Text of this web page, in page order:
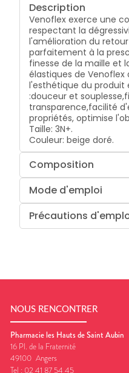
Description
Venoflex exerce une
respectant la
l'amélioration du
parfaitement à la
finesse de la maille et
élastiques de
l'esthétique du
:douceur et souplesse,
transparence,facilité
propriétés, optimise
Taille: 3N+.
Couleur: beige doré.
Composition
Mode d'emploi
Précautions
NOUS RENCONTRER
Pharmacie les Hauts de Saint Aubin
16 Pl. de la Fraternité
49100 Angers
Tel : 02 41 87 54 45